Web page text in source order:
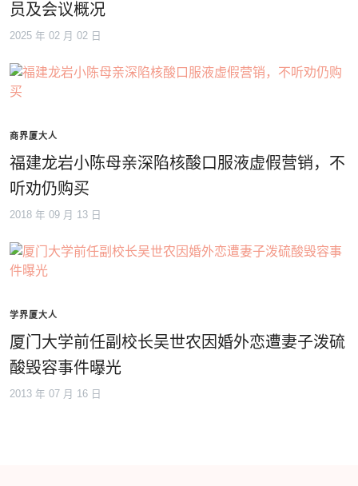
员及会议概况
2025 年 02 月 02 日
商界厦大人
福建龙岩小陈母亲深陷核酸口服液虚假营销，不
听劝仍购买
2018 年 09 月 13 日
学界厦大人
厦门大学前任副校长吴世农因婚外恋遭妻子泼硫
酸毁容事件曝光
2013 年 07 月 16 日